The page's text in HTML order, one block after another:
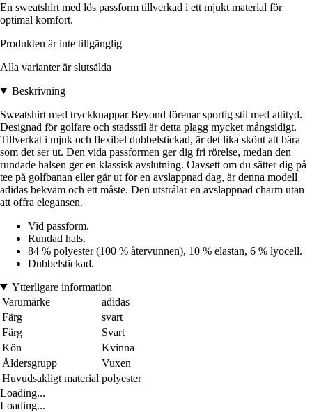
En sweatshirt med lös passform tillverkad i ett mjukt material för
optimal komfort.
Produkten är inte tillgänglig
Alla varianter är slutsålda
Beskrivning
Sweatshirt med tryckknappar Beyond förenar sportig stil med attityd.
Designad för golfare och stadsstil är detta plagg mycket mångsidigt.
Tillverkat i mjuk och flexibel dubbelstickad, är det lika skönt att bära
som det ser ut. Den vida passformen ger dig fri rörelse, medan den
rundade halsen ger en klassisk avslutning. Oavsett om du sätter dig på
tee på golfbanan eller går ut för en avslappnad dag, är denna modell
adidas bekväm och ett måste. Den utstrålar en avslappnad charm utan
att offra elegansen.
Vid passform.
Rundad hals.
84 % polyester (100 % återvunnen), 10 % elastan, 6 % lyocell.
Dubbelstickad.
Ytterligare information
Varumärke
adidas
Färg
svart
Färg
Svart
Kön
Kvinna
Åldersgrupp
Vuxen
Huvudsakligt material polyester
Loading...
Loading...